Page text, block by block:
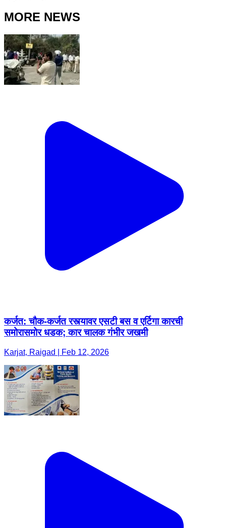
MORE NEWS
कर्जत: चौक-कर्जत रस्त्यावर एसटी बस व एर्टिगा कारची
समोरासमोर धडक; कार चालक गंभीर जखमी
Karjat, Raigad | Feb 12, 2026